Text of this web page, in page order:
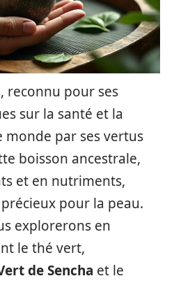
reconnu pour ses
sur la santé et la
monde par ses vertus
boisson ancestrale,
et en nutriments,
pour la peau.
explorerons en
le thé vert,
de Sencha et le